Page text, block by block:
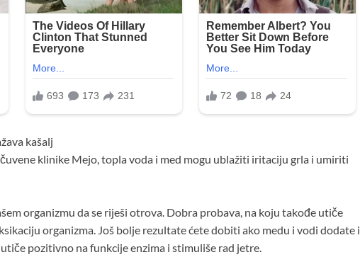
kašalj
klinike Mejo, topla voda i med mogu ublažiti iritaciju grla i umiriti
organizmu da se riješi otrova. Dobra probava, na koju takođe utiče
organizma. Još bolje rezultate ćete dobiti ako medu i vodi dodate i
pozitivno na funkcije enzima i stimuliše rad jetre.